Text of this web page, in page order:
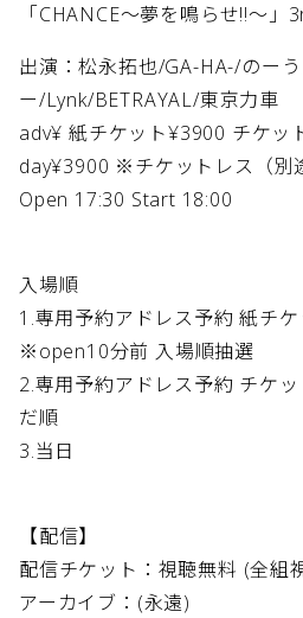
「CHANCE～夢を鳴らせ!!～」
出演：松永拓也/GA-HA-/のー
ー/Lynk/BETRAYAL/東京力車
adv¥ 紙チケット¥3900 チケッ
day¥3900 ※チケットレス（別
Open 17:30 Start 18:00
入場順
1.専用予約アドレス予約 紙チ
※open10分前 入場順抽選
2.専用予約アドレス予約 チケ
だ順
3.当日
【配信】
配信チケット：視聴無料 (全組
アーカイブ：(永遠)